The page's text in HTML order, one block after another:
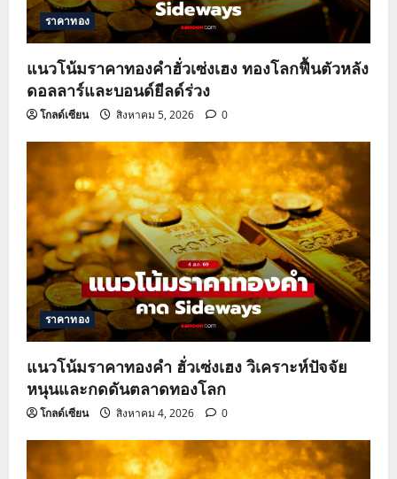
ราคาทอง
แนวโน้มราคาทองคำฮั่วเซ่งเฮง ทองโลกฟื้นตัวหลัง
ดอลลาร์และบอนด์ยีลด์ร่วง
โกลด์เซียน สิงหาคม 5, 2026 0
ราคาทอง
แนวโน้มราคาทองคำ ฮั่วเซ่งเฮง วิเคราะห์ปัจจัย
หนุนและกดดันตลาดทองโลก
โกลด์เซียน สิงหาคม 4, 2026 0